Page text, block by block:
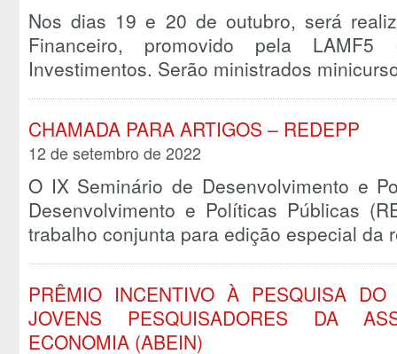
Nos dias 19 e 20 de outubro, será
Financeiro, promovido pela
Investimentos. Serão ministrados
CHAMADA PARA ARTIGOS – REDEPP
12 de setembro de 2022
O IX Seminário de Desenvolvimento e
Desenvolvimento e Políticas Públicas
trabalho conjunta para edição especial
PRÊMIO INCENTIVO À PESQUISA
JOVENS PESQUISADORES DA
ECONOMIA (ABEIN)